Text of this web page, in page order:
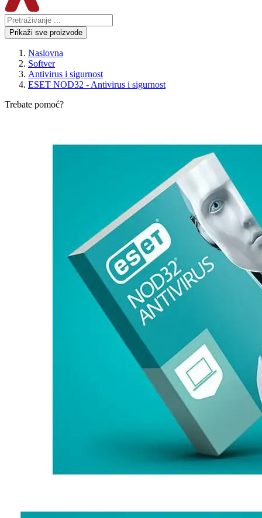
Prikaži sve proizvode
Naslovna
Softver
Antivirus i sigurnost
ESET NOD32 - Antivirus i sigurnost
Trebate pomoć?